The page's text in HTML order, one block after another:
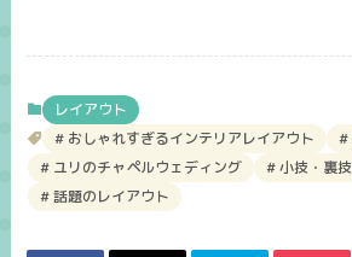
レイアウト
おしゃれすぎるインテリアレイアウト
ユリのチャペルウェディング
小技・裏技
話題のレイアウト